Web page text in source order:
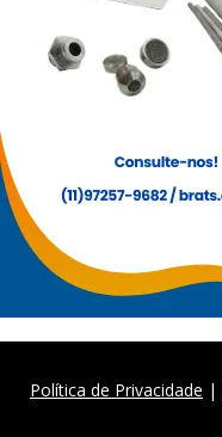
Política de Privacidade |